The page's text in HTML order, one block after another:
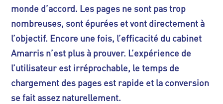
monde d’accord. Les pages ne sont pas trop
nombreuses, sont épurées et vont directement à
l’objectif. Encore une fois, l’efficacité du cabinet
Amarris n’est plus à prouver. L’expérience de
l’utilisateur est irréprochable, le temps de
chargement des pages est rapide et la conversion
se fait assez naturellement.